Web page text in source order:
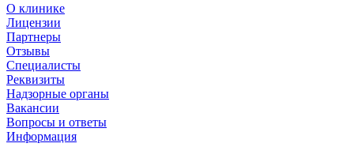
О клинике
Лицензии
Партнеры
Отзывы
Специалисты
Реквизиты
Надзорные органы
Вакансии
Вопросы и ответы
Информация